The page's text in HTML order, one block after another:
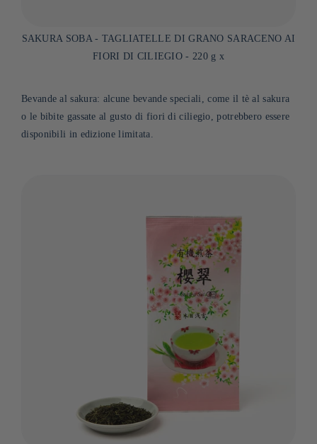
SAKURA SOBA - TAGLIATELLE DI GRANO SARACENO AI
FIORI DI CILIEGIO - 220 g x
Bevande al sakura: alcune bevande speciali, come il tè al sakura
o le bibite gassate al gusto di fiori di ciliegio, potrebbero essere
disponibili in edizione limitata.